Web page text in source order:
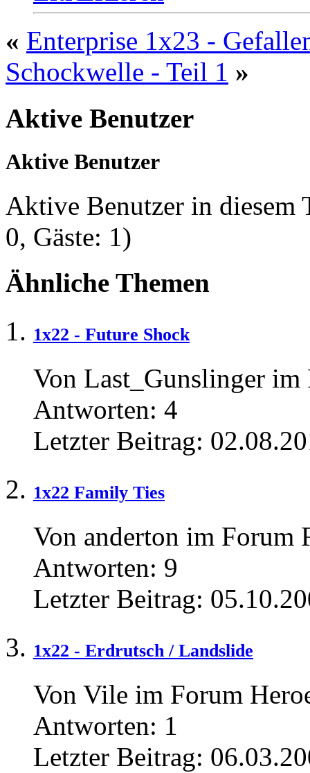
« Enterprise 1x23 -
Schockwelle - Teil 1 »
Aktive Benutzer
Aktive Benutzer
Aktive Benutzer in diesem
0, Gäste: 1)
Ähnliche Themen
1x22 - Future Shock
Von Last_Gunslinger
Antworten: 4
Letzter Beitrag:
1x22 Family Ties
Von anderton im Forum
Antworten: 9
Letzter Beitrag:
1x22 - Erdrutsch / Landslide
Von Vile im Forum
Antworten: 1
Letzter Beitrag: